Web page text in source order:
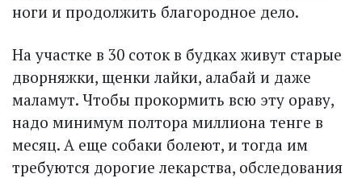
ноги и продолжить благородное дело.
На участке в 30 соток в будках живут старые
дворняжки, щенки лайки, алабай и даже
маламут. Чтобы прокормить всю эту ораву,
надо минимум полтора миллиона тенге в
месяц. А еще собаки болеют, и тогда им
требуются дорогие лекарства, обследования